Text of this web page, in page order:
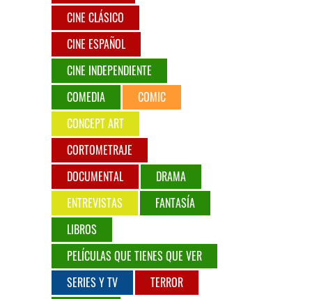
CINE CLÁSICO
CINE ESPAÑOL
CINE INDEPENDIENTE
COMEDIA
COMIC
CONCEPT ART
CORTOMETRAJE
DOCUMENTAL
DRAMA
ENTREVISTAS
FANTASÍA
LIBROS
PELÍCULAS QUE TIENES QUE VER
SERIES Y TV
TERROR